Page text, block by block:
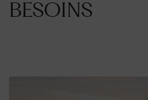
BESOINS